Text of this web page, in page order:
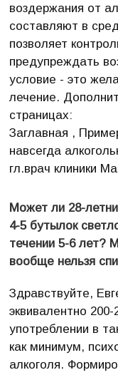
воздержания от
составляют в
позволяет
предупреждать
условие - это
лечение.
страницах:
Заглавная ,
навсегда
гл.врач клиники
Может ли 28-
4-5 бутылок
течении 5-6 лет?
вообще нельзя
Здравствуйте,
эквивалентно
употреблении в
как минимум,
алкоголя.